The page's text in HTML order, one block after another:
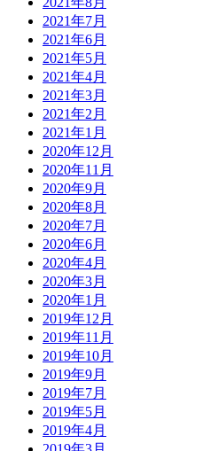
2021年7月
2021年6月
2021年5月
2021年4月
2021年3月
2021年2月
2021年1月
2020年12月
2020年11月
2020年9月
2020年8月
2020年7月
2020年6月
2020年4月
2020年3月
2020年1月
2019年12月
2019年11月
2019年10月
2019年9月
2019年7月
2019年5月
2019年4月